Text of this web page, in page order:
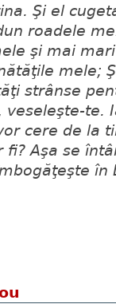
Şi el
roadele
şi mai
mele;
strânse
te.
cere de la
Aşa se